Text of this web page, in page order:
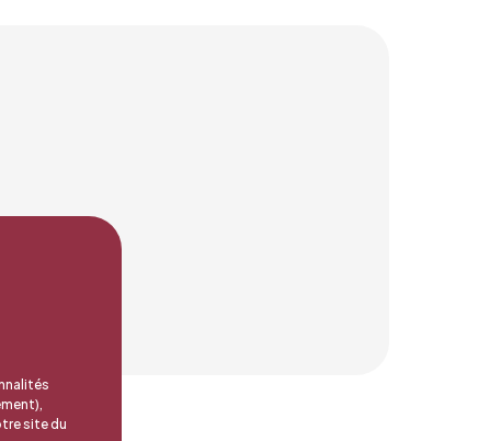
site du